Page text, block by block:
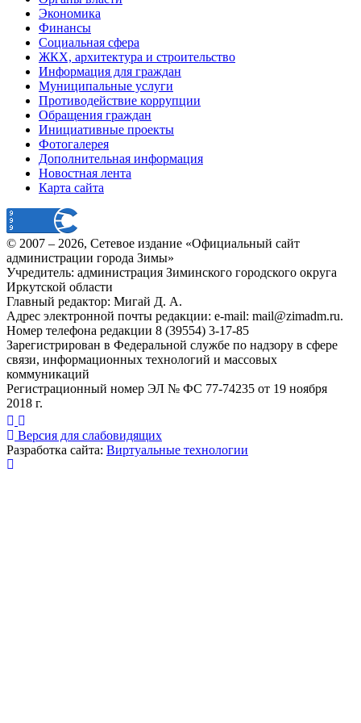
Экономика
Финансы
Социальная сфера
ЖКХ, архитектура и строительство
Информация для граждан
Муниципальные услуги
Противодействие коррупции
Обращения граждан
Инициативные проекты
Фотогалерея
Дополнительная информация
Новостная лента
Карта сайта
© 2007 – 2026, Сетевое издание «Официальный сайт
администрации города Зимы»
Учредитель: администрация Зиминского городского округа
Иркутской области
Главный редактор: Мигай Д. А.
Адрес электронной почты редакции: e-mail: mail@zimadm.ru.
Номер телефона редакции 8 (39554) 3-17-85
Зарегистрирован в Федеральной службе по надзору в сфере
связи, информационных технологий и массовых
коммуникаций
Регистрационный номер ЭЛ № ФС 77-74235 от 19 ноября
2018 г.
Версия для слабовидящих
Разработка сайта: Виртуальные технологии